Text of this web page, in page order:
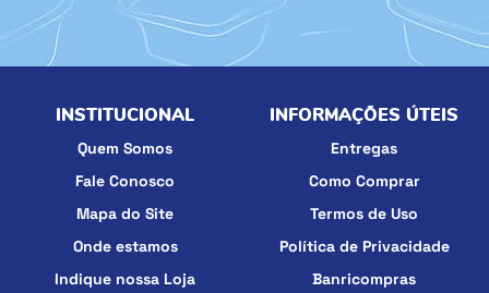
INSTITUCIONAL
Quem Somos
Fale Conosco
Mapa do Site
Onde estamos
Indique nossa Loja
INFORMAÇÕES ÚTEIS
Entregas
Como Comprar
Termos de Uso
Política de Privacidade
Banricompras